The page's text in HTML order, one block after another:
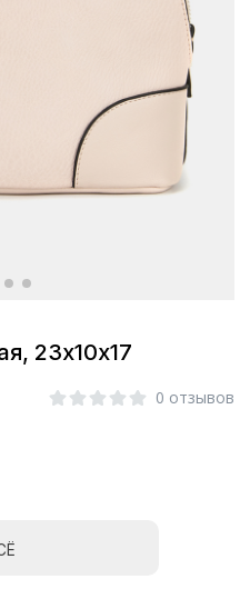
23х10х17
0 отзывов